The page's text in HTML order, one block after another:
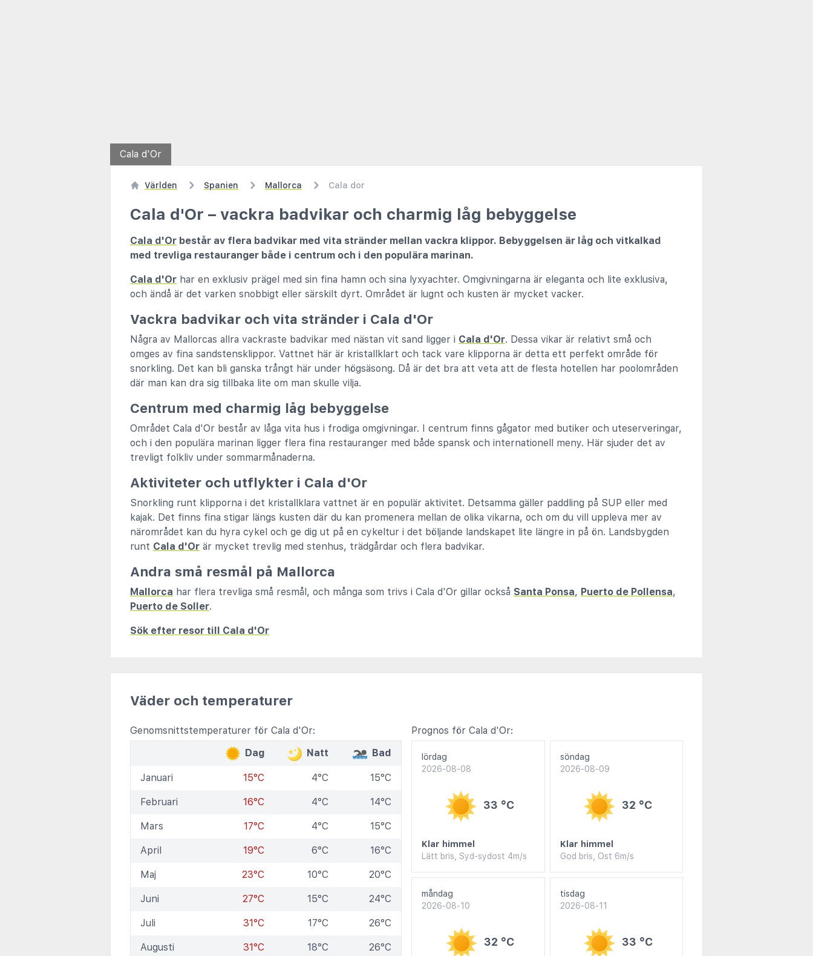
Cala d'Or
Världen Spanien Mallorca Cala dor
Cala d'Or – vackra badvikar och charmig låg bebyggelse
Cala d'Or består av flera badvikar med vita stränder mellan vackra klippor. Bebyggelsen är låg och vitkalkad
med trevliga restauranger både i centrum och i den populära marinan.
Cala d'Or har en exklusiv prägel med sin fina hamn och sina lyxyachter. Omgivningarna är eleganta och lite exklusiva,
och ändå är det varken snobbigt eller särskilt dyrt. Området är lugnt och kusten är mycket vacker.
Vackra badvikar och vita stränder i Cala d'Or
Några av Mallorcas allra vackraste badvikar med nästan vit sand ligger i Cala d'Or. Dessa vikar är relativt små och
omges av fina sandstensklippor. Vattnet här är kristallklart och tack vare klipporna är detta ett perfekt område för
snorkling. Det kan bli ganska trångt här under högsäsong. Då är det bra att veta att de flesta hotellen har poolområden
där man kan dra sig tillbaka lite om man skulle vilja.
Centrum med charmig låg bebyggelse
Området Cala d'Or består av låga vita hus i frodiga omgivningar. I centrum finns gågator med butiker och uteserveringar,
och i den populära marinan ligger flera fina restauranger med både spansk och internationell meny. Här sjuder det av
trevligt folkliv under sommarmånaderna.
Aktiviteter och utflykter i Cala d'Or
Snorkling runt klipporna i det kristallklara vattnet är en populär aktivitet. Detsamma gäller paddling på SUP eller med
kajak. Det finns fina stigar längs kusten där du kan promenera mellan de olika vikarna, och om du vill uppleva mer av
närområdet kan du hyra cykel och ge dig ut på en cykeltur i det böljande landskapet lite längre in på ön. Landsbygden
runt Cala d'Or är mycket trevlig med stenhus, trädgårdar och flera badvikar.
Andra små resmål på Mallorca
Mallorca har flera trevliga små resmål, och många som trivs i Cala d'Or gillar också Santa Ponsa, Puerto de Pollensa,
Puerto de Soller.
Sök efter resor till Cala d'Or
Väder och temperaturer
Genomsnittstemperaturer för Cala d'Or:
Dag
Natt Bad
Januari 15°C 4°C 15°C
Februari 16°C 4°C 14°C
Mars 17°C 4°C 15°C
April 19°C 6°C 16°C
Maj 23°C 10°C 20°C
Juni 27°C 15°C 24°C
Juli 31°C 17°C 26°C
Augusti 31°C 18°C 26°C
Prognos för Cala d'Or:
lördag
2026-08-08
33 °C
Klar himmel
Lätt bris, Syd-sydost 4m/s
söndag
2026-08-09
32 °C
Klar himmel
God bris, Ost 6m/s
måndag
2026-08-10
32 °C
tisdag
2026-08-11
33 °C